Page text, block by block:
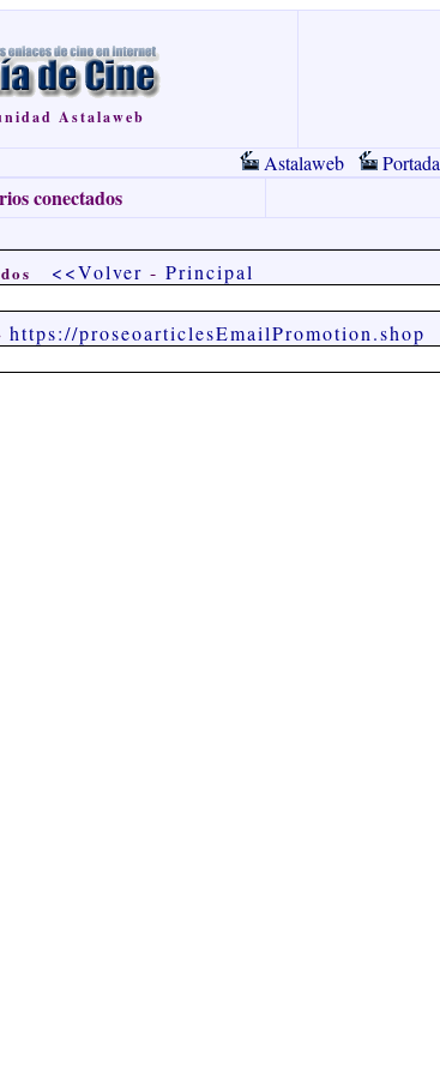
Astalaweb
Astalaweb Portada
conectados
<<Volver - Principal
https://proseoarticlesEmailPromotion.shop